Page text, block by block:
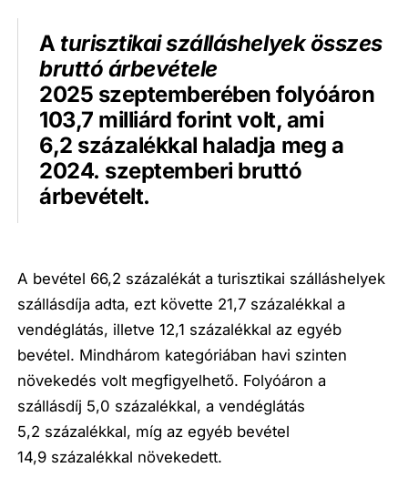
A turisztikai szálláshelyek összes
bruttó árbevétele
2025 szeptemberében folyóáron
103,7 milliárd forint volt, ami
6,2 százalékkal haladja meg a
2024. szeptemberi bruttó
árbevételt.
A bevétel 66,2 százalékát a turisztikai szálláshelyek
szállásdíja adta, ezt követte 21,7 százalékkal a
vendéglátás, illetve 12,1 százalékkal az egyéb
bevétel. Mindhárom kategóriában havi szinten
növekedés volt megfigyelhető. Folyóáron a
szállásdíj 5,0 százalékkal, a vendéglátás
5,2 százalékkal, míg az egyéb bevétel
14,9 százalékkal növekedett.